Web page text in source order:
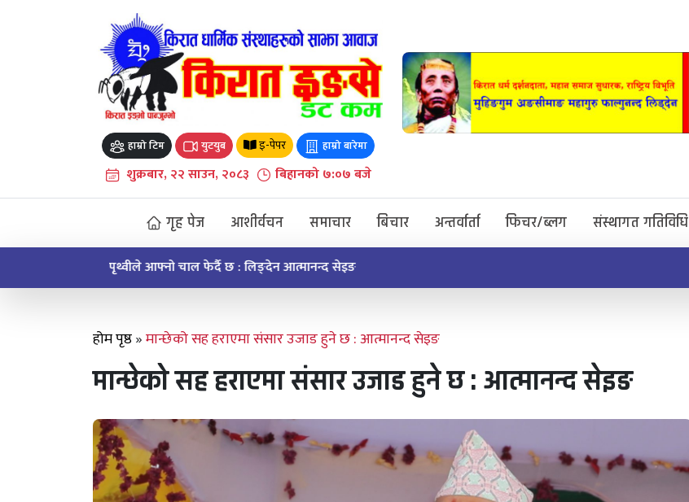
हाम्रो टिम युटयुब इ-पेपर हाम्रो बारेमा
शुक्रबार, २२ साउन, २०८३ बिहानको ७:०७ बजे
गृह पेज आशीर्वचन समाचार बिचार अन्तर्वार्ता फिचर/ब्लग संस्थागत गतिविधि
पृथ्वीले आफ्नो चाल फेर्दै छ : लिङ्देन आत्मानन्द सेइङ
होम पृष्ठ»मान्छेको सह हराएमा संसार उजाड हुने छ : आत्मानन्द सेइङ
मान्छेको सह हराएमा संसार उजाड हुने छ : आत्मानन्द सेइङ